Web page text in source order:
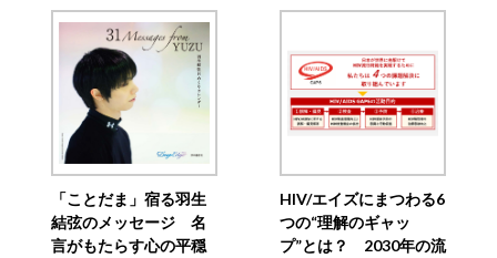
「ことだま」宿る羽生
結弦のメッセージ 名
言がもたらす心の平穏
HIV/エイズにまつわる6
つの“理解のギャッ
プ”とは？ 2030年の流